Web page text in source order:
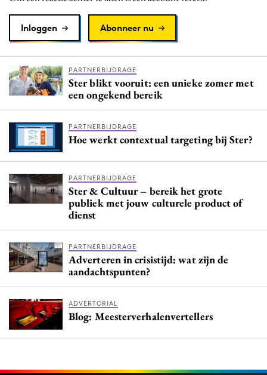
Inloggen Abonneer nu
PARTNERBIJDRAGE
Ster blikt vooruit: een unieke zomer met
een ongekend bereik
PARTNERBIJDRAGE
Hoe werkt contextual targeting bij Ster?
PARTNERBIJDRAGE
Ster & Cultuur – bereik het grote
publiek met jouw culturele product of
dienst
PARTNERBIJDRAGE
Adverteren in crisistijd: wat zijn de
aandachtspunten?
ADVERTORIAL
Blog: Meesterverhalenvertellers